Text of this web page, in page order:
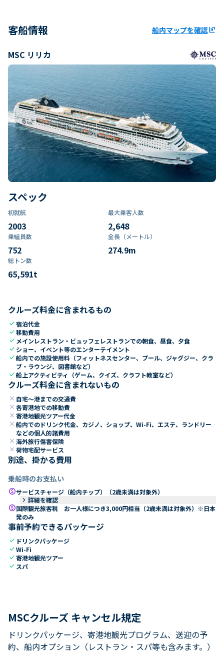
客船情報 船内マップを確認ungroup
MSC リリカ
スペック
初就航
2003
最大乗客人数
2,648
乗組員数​
752
全長（メートル）
274.9m
総トン数​
65,591t
クルーズ料金に含まれるもの
check宿泊代金
check移動費用
check メインレストラン・ビュッフェレストランでの朝食、昼食、夕食
check ショー、イベント等のエンターテイメント
check船内での施設使用料（フィットネスセンター、プール、ジャグジー、クラ
ブ・ラウンジ、図書館など）
check船上アクティビティ（ゲーム、クイズ、クラフト教室など）
クルーズ料金に含まれないもの
close 自宅～港までの交通費
close 各寄港地での移動費
close 寄港地観光ツアー代金
close 船内でのドリンク代金、カジノ、ショップ、Wi-Fi、エステ、ランドリー
などの個人的諸費用
close 海外旅行傷害保険
close 荷物宅配サービス
別途、掛かる費用
乗船時のお支払い
paidサービスチャージ（船内チップ）（2歳未満は対象外）
keyboard_arrow_right 詳細を確認
paid国際観光旅客税 お一人様につき3,000円相当（2歳未満は対象外）※日本
発のみ
事前予約できるパッケージ
check ドリンクパッケージ
checkWi-Fi
check寄港地観光ツアー
check スパ
MSCクルーズ キャンセル規定
ドリンクパッケージ、寄港地観光プログラム、送迎の予
約、船内オプション（レストラン・スパ等も含みます。）